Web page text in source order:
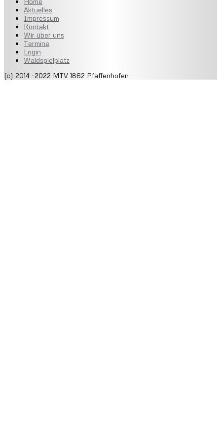
Aktuelles
Impressum
Kontakt
Wir über uns
Termine
Login
Waldspielplatz
(c) 2014 -2022 MTV 1862 Pfaffenhofen